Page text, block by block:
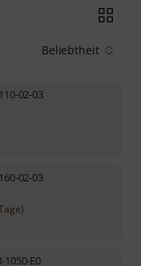
Beliebtheit
02-03
02-03
1050-E0